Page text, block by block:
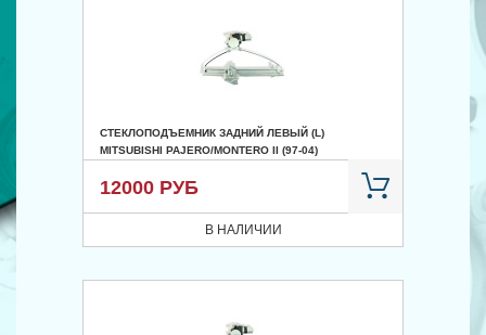
СТЕКЛОПОДЪЕМНИК ЗАДНИЙ ЛЕВЫЙ (L)
MITSUBISHI PAJERO/MONTERO II (97-04)
12000 РУБ
В НАЛИЧИИ